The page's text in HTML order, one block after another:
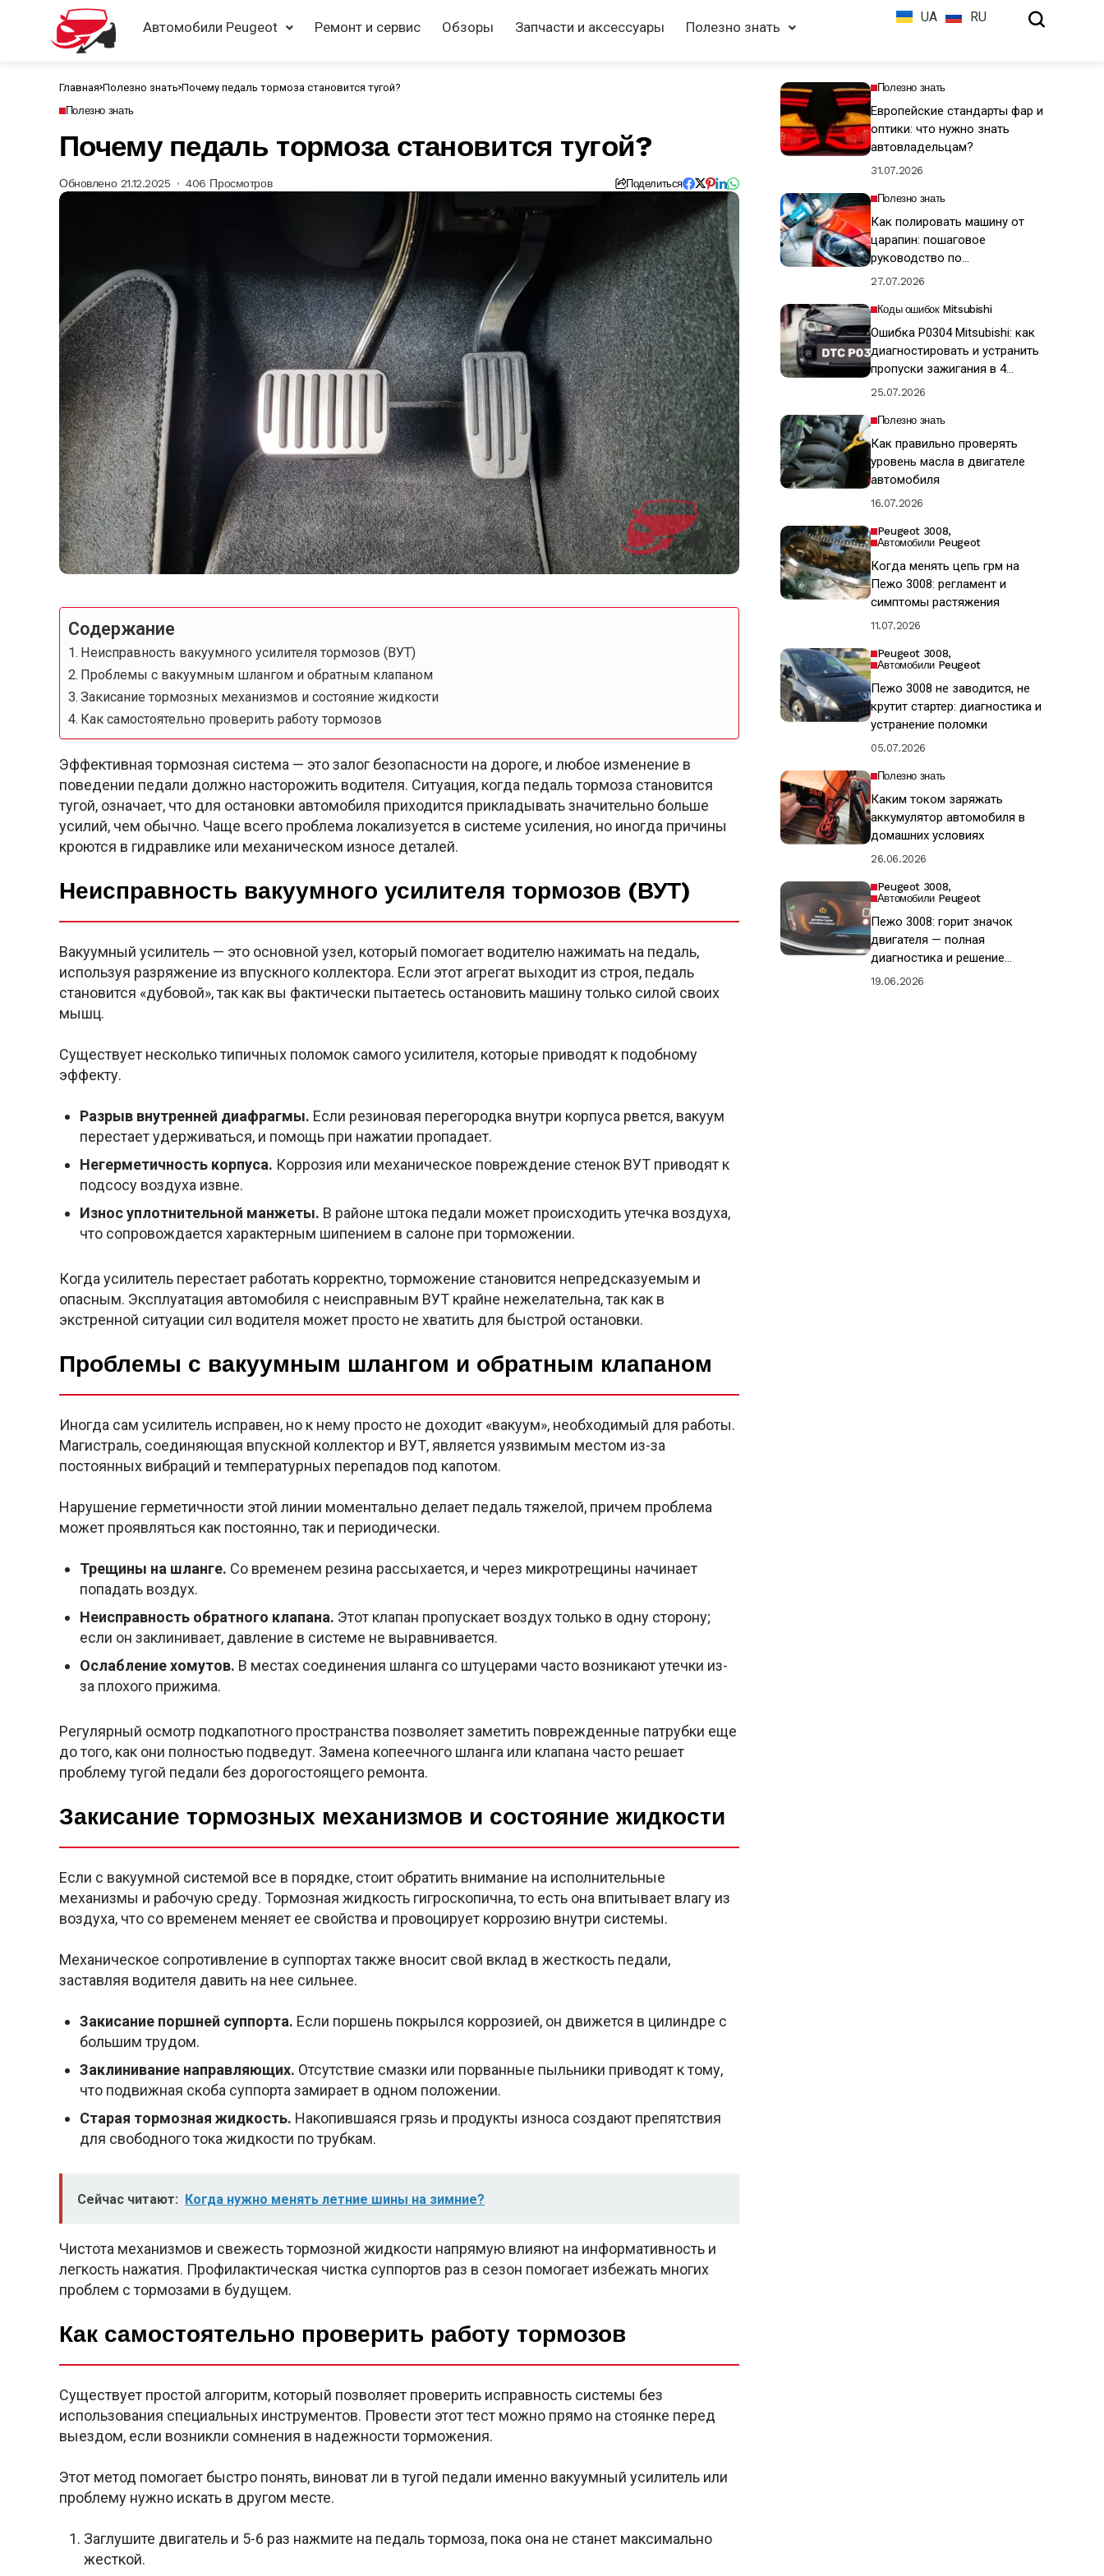
Автомобили Peugeot Ремонт и сервис Обзоры Запчасти и аксессуары Полезно знать
UA RU
Главная Полезно знать Почему педаль тормоза становится тугой?
Полезно знать
Почему педаль тормоза становится тугой?
Обновлено 21.12.2025 406 Просмотров Поделиться
Содержание
Неисправность вакуумного усилителя тормозов (ВУТ)
Проблемы с вакуумным шлангом и обратным клапаном
Закисание тормозных механизмов и состояние жидкости
Как самостоятельно проверить работу тормозов
Эффективная тормозная система — это залог безопасности на дороге, и любое изменение в
поведении педали должно насторожить водителя. Ситуация, когда педаль тормоза становится
тугой, означает, что для остановки автомобиля приходится прикладывать значительно больше
усилий, чем обычно. Чаще всего проблема локализуется в системе усиления, но иногда причины
кроются в гидравлике или механическом износе деталей.
Неисправность вакуумного усилителя тормозов (ВУТ)
Вакуумный усилитель — это основной узел, который помогает водителю нажимать на педаль,
используя разряжение из впускного коллектора. Если этот агрегат выходит из строя, педаль
становится «дубовой», так как вы фактически пытаетесь остановить машину только силой своих
мышц.
Существует несколько типичных поломок самого усилителя, которые приводят к подобному
эффекту.
Разрыв внутренней диафрагмы. Если резиновая перегородка внутри корпуса рвется, вакуум
перестает удерживаться, и помощь при нажатии пропадает.
Негерметичность корпуса. Коррозия или механическое повреждение стенок ВУТ приводят к
подсосу воздуха извне.
Износ уплотнительной манжеты. В районе штока педали может происходить утечка воздуха,
что сопровождается характерным шипением в салоне при торможении.
Когда усилитель перестает работать корректно, торможение становится непредсказуемым и
опасным. Эксплуатация автомобиля с неисправным ВУТ крайне нежелательна, так как в
экстренной ситуации сил водителя может просто не хватить для быстрой остановки.
Проблемы с вакуумным шлангом и обратным клапаном
Иногда сам усилитель исправен, но к нему просто не доходит «вакуум», необходимый для работы.
Магистраль, соединяющая впускной коллектор и ВУТ, является уязвимым местом из-за
постоянных вибраций и температурных перепадов под капотом.
Нарушение герметичности этой линии моментально делает педаль тяжелой, причем проблема
может проявляться как постоянно, так и периодически.
Трещины на шланге. Со временем резина рассыхается, и через микротрещины начинает
попадать воздух.
Неисправность обратного клапана. Этот клапан пропускает воздух только в одну сторону;
если он заклинивает, давление в системе не выравнивается.
Ослабление хомутов. В местах соединения шланга со штуцерами часто возникают утечки из-
за плохого прижима.
Регулярный осмотр подкапотного пространства позволяет заметить поврежденные патрубки еще
до того, как они полностью подведут. Замена копеечного шланга или клапана часто решает
проблему тугой педали без дорогостоящего ремонта.
Закисание тормозных механизмов и состояние жидкости
Если с вакуумной системой все в порядке, стоит обратить внимание на исполнительные
механизмы и рабочую среду. Тормозная жидкость гигроскопична, то есть она впитывает влагу из
воздуха, что со временем меняет ее свойства и провоцирует коррозию внутри системы.
Механическое сопротивление в суппортах также вносит свой вклад в жесткость педали,
заставляя водителя давить на нее сильнее.
Закисание поршней суппорта. Если поршень покрылся коррозией, он движется в цилиндре с
большим трудом.
Заклинивание направляющих. Отсутствие смазки или порванные пыльники приводят к тому,
что подвижная скоба суппорта замирает в одном положении.
Старая тормозная жидкость. Накопившаяся грязь и продукты износа создают препятствия
для свободного тока жидкости по трубкам.
Сейчас читают: Когда нужно менять летние шины на зимние?
Чистота механизмов и свежесть тормозной жидкости напрямую влияют на информативность и
легкость нажатия. Профилактическая чистка суппортов раз в сезон помогает избежать многих
проблем с тормозами в будущем.
Как самостоятельно проверить работу тормозов
Существует простой алгоритм, который позволяет проверить исправность системы без
использования специальных инструментов. Провести этот тест можно прямо на стоянке перед
выездом, если возникли сомнения в надежности торможения.
Этот метод помогает быстро понять, виноват ли в тугой педали именно вакуумный усилитель или
проблему нужно искать в другом месте.
Заглушите двигатель и 5-6 раз нажмите на педаль тормоза, пока она не станет максимально
жесткой.
Полезно знать
Европейские стандарты фар и
оптики: что нужно знать
автовладельцам?
31.07.2026
Полезно знать
Как полировать машину от
царапин: пошаговое
руководство по
восстановлению ЛКП
27.07.2026
Коды ошибок Mitsubishi
Ошибка P0304 Mitsubishi: как
диагностировать и устранить
пропуски зажигания в 4
цилиндре
25.07.2026
Полезно знать
Как правильно проверять
уровень масла в двигателе
автомобиля
16.07.2026
Peugeot 3008
Автомобили Peugeot
Когда менять цепь грм на
Пежо 3008: регламент и
симптомы растяжения
11.07.2026
Peugeot 3008
Автомобили Peugeot
Пежо 3008 не заводится, не
крутит стартер: диагностика и
устранение поломки
05.07.2026
Полезно знать
Каким током заряжать
аккумулятор автомобиля в
домашних условиях
26.06.2026
Peugeot 3008
Автомобили Peugeot
Пежо 3008: горит значок
двигателя — полная
диагностика и решение
проблемы «Check Engine»
19.06.2026